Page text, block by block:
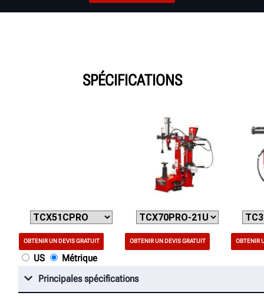
SPÉCIFICATIONS
OBTENIR UN DEVIS GRATUIT OBTENIR UN DEVIS GRATUIT OBTENIR
US
Métrique
Principales spécifications